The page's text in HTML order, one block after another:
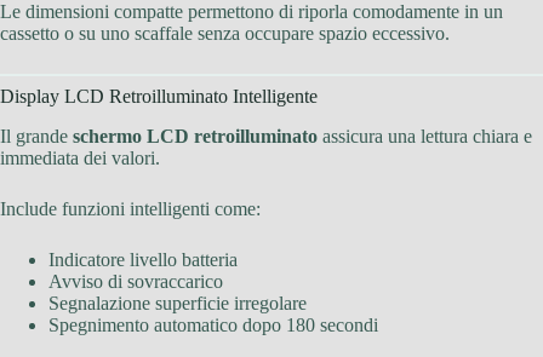
Le dimensioni compatte permettono di riporla comodamente in un
cassetto o su uno scaffale senza occupare spazio eccessivo.
Display LCD Retroilluminato Intelligente
Il grande schermo LCD retroilluminato assicura una lettura chiara e
immediata dei valori.
Include funzioni intelligenti come:
Indicatore livello batteria
Avviso di sovraccarico
Segnalazione superficie irregolare
Spegnimento automatico dopo 180 secondi